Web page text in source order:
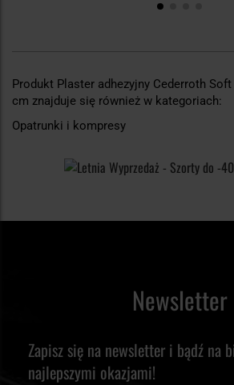
Produkt Plaster adhezyjny Cederroth
cm znajduje się również w kategoriach:
Opatrunki i kompresy
Newsletter
Zapisz się na newsletter i bądź na
najlepszymi okazjami!